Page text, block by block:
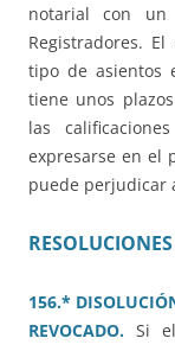
notarial con un
Registradores.
tipo de asientos
tiene unos
las
expresarse en el
puede perjudicar
156.*
REVOCADO. Si